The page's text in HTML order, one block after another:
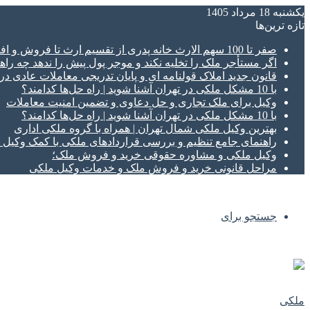
یکشنبه 18 مرداد 1405
تازه‌ ترین‌ها
صفر تا 100 سهم الارث خانه پدری از تقسیم ارث تا فروش و افراز ملک ورثه ای
اگر مستأجر ملک را تخلیه نکند و موجر پول پیش را ندهد چه
قانون جدید املاک قولنامه ای و پایان تدریجی معاملات عادی
با 10 مشکل ملکی در تهران آشنا شوید | راه حل‌ها کدامند؟
وکیل برای ملک تجاری و حل دعاوی و تضمین امنیت معاملات
با 10 مشکل ملکی در تهران آشنا شوید | راه حل‌ها کدامند؟
بهترین وکیل ملکی شمال تهران | همراه با گروه ملکی اداری
راهنمای جامع تنظیم و بررسی قراردادهای ملکی با کمک
وکیل ملکی و مشاوره حقوقی خرید و فروش ملک؛
مراحل قانونی خرید و فروش ملک و خدمات وکیل ملکی
جستجو برای